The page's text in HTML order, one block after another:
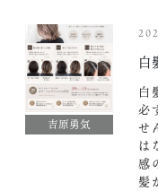
吉原勇気
白
白
必
せ
は
感
髪